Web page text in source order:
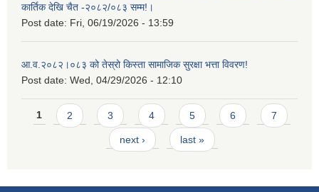
कार्तिक देखि चैत -२०८२/०८३ सम्म!।
Post date: Fri, 06/19/2026 - 13:59
आ.व.२०८२।०८३ को तेस्रो किस्ता सामाजिक सुरक्षा भत्ता विवरण!
Post date: Wed, 04/29/2026 - 12:10
Pages
1 2 3 4 5 6 7
next › last »